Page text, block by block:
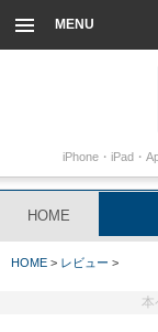
MENU
iPhone・iPad・
HOME
HOME > レビュー >
本